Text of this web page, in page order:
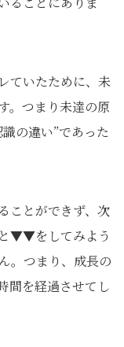
ていたために、未
。つまり未達の原
の違い”であった
ことができず、次
▼▼をしてみよう
。つまり、成長の
間を経過させてし